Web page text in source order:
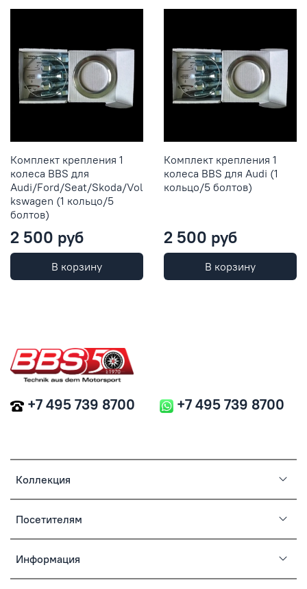
Комплект крепления 1
колеса BBS для
Audi/Ford/Seat/Skoda/Vol
kswagen (1 кольцо/5
болтов)
2 500 руб
В корзину
Комплект крепления 1
колеса BBS для Audi (1
кольцо/5 болтов)
2 500 руб
В корзину
Коллекция
Посетителям
Информация
+7 495 739 8700 +7 495 739 8700